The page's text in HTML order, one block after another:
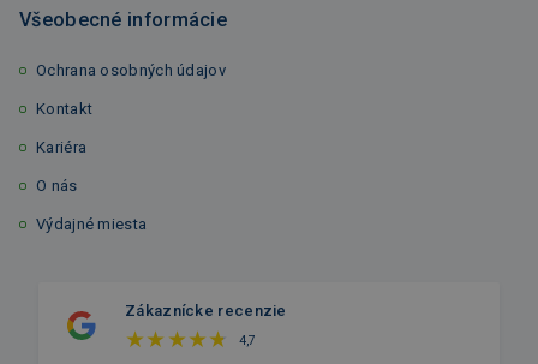
Všeobecné informácie
Ochrana osobných údajov
Kontakt
Kariéra
O nás
Výdajné miesta
Zákaznícke recenzie
4,7